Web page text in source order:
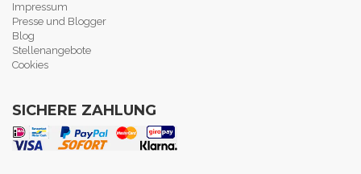
Impressum
Presse und Blogger
Blog
Stellenangebote
Cookies
SICHERE ZAHLUNG